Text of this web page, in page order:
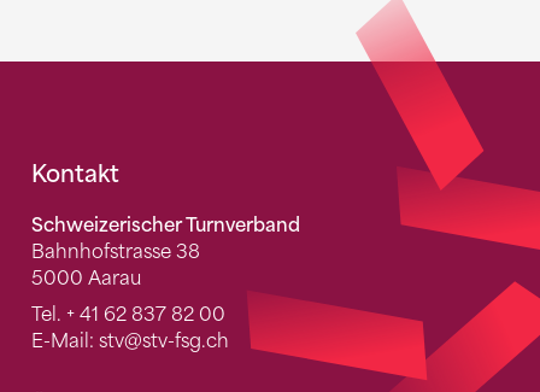
Fusszeile
Kontakt
Schweizerischer Turnverband
Bahnhofstrasse 38
5000 Aarau
Tel. + 41 62 837 82 00
E-Mail: stv@stv-fsg.ch